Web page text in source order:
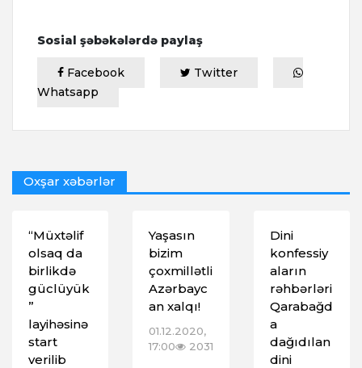
Sosial şəbəkələrdə paylaş
Facebook
Twitter
Whatsapp
Oxşar xəbərlər
“Müxtəlif
olsaq da
birlikdə
güclüyük
”
layihəsinə
start
verilib
Yaşasın
bizim
çoxmillətli
Azərbayc
an xalqı!
01.12.2020,
17:00
2031
Dini
konfessiy
aların
rəhbərləri
Qarabağd
a
dağıdılan
dini